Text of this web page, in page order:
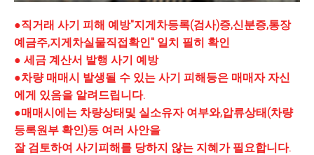
●직거래 사기 피해 예방"지게차등록(검사)증,신분증,통장
예금주,지게차실물직접확인" 일치 필히 확인
● 세금 계산서 발행 사기 예방
●차량 매매시 발생될 수 있는 사기 피해등은 매매자 자신
에게 있음을 알려드립니다.
●매매시에는 차량상태및 실소유자 여부와,압류상태(차량
등록원부 확인)등 여러 사안을
잘 검토하여 사기피해를 당하지 않는 지혜가 필요합니다.